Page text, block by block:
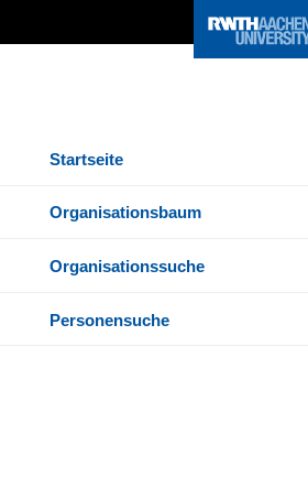
Startseite
Organisationsbaum
Organisationssuche
Personensuche